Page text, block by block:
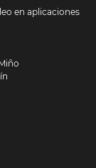
en aplicaciones